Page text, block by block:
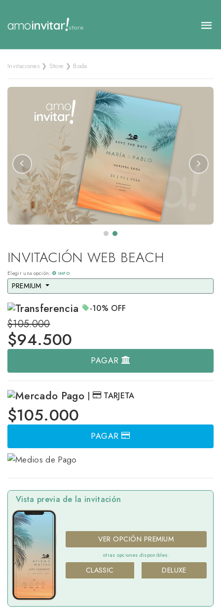
amoinvitar!store
Invitaciones ❯ Store ❯ Boda
INVITACIÓN WEB BEACH
Elegir una opción: INFO
PREMIUM
-10% OFF
$105.000
$94.500
PAGAR
| TARJETA
$105.000
PAGAR
Vista previa de la invitación
VER OPCIÓN PREMIUM
otras opciones disponibles:
CLASSIC DELUXE